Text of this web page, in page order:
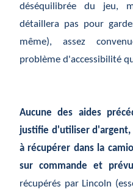
déséquilibrée du jeu,
détaillera pas pour
même), assez
problème d'accessibilité
Aucune des aides
justifie d'utiliser
à récupérer dans la
sur commande et
récupérés par Lincoln